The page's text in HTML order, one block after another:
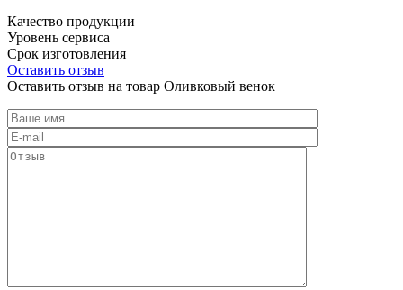
Качество продукции
Уровень сервиса
Срок изготовления
Оставить отзыв
Оставить отзыв на товар Оливковый венок